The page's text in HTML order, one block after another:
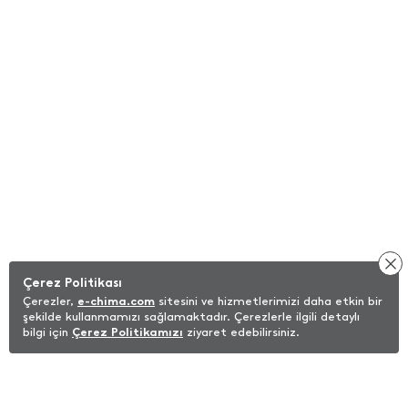
Çerez Politikası
Çerezler, e-chima.com sitesini ve hizmetlerimizi daha etkin bir
şekilde kullanmamızı sağlamaktadır. Çerezlerle ilgili detaylı
bilgi için Çerez Politikamızı ziyaret edebilirsiniz.